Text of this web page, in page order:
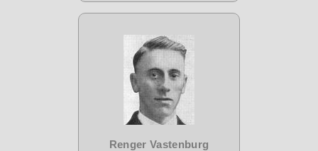
Renger Vastenburg